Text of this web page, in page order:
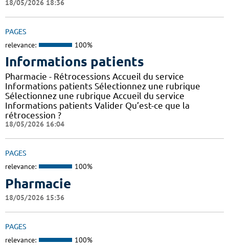
18/05/2026 18:36
PAGES
relevance: 100%
Informations patients
Pharmacie - Rétrocessions Accueil du service
Informations patients Sélectionnez une rubrique
Sélectionnez une rubrique Accueil du service
Informations patients Valider Qu’est-ce que la
rétrocession ?
18/05/2026 16:04
PAGES
relevance: 100%
Pharmacie
18/05/2026 15:36
PAGES
relevance: 100%